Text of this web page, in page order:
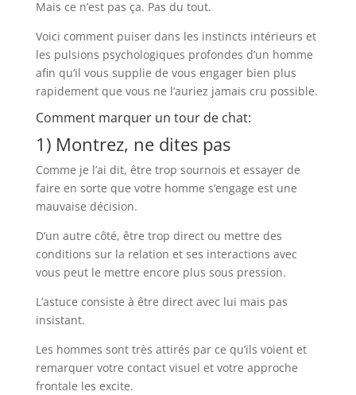
Mais ce n’est pas ça. Pas du tout.
Voici comment puiser dans les instincts intérieurs et
les pulsions psychologiques profondes d’un homme
afin qu’il vous supplie de vous engager bien plus
rapidement que vous ne l’auriez jamais cru possible.
Comment marquer un tour de chat:
1) Montrez, ne dites pas
Comme je l’ai dit, être trop sournois et essayer de
faire en sorte que votre homme s’engage est une
mauvaise décision.
D’un autre côté, être trop direct ou mettre des
conditions sur la relation et ses interactions avec
vous peut le mettre encore plus sous pression.
L’astuce consiste à être direct avec lui mais pas
insistant.
Les hommes sont très attirés par ce qu’ils voient et
remarquer votre contact visuel et votre approche
frontale les excite.